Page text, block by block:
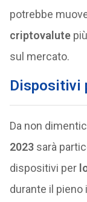
potrebbe
criptovalute
sul mercato.
Dispositivi
Da non
2023sarà
dispositivi per
durante il pieno